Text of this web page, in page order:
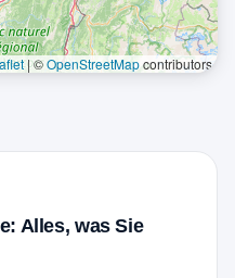
|©OpenStreetMapcontributors
Alles, was Sie